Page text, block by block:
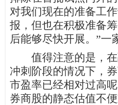
对我们现在的准备工
报，但也在积极准备
后能够尽快开展。”一
值得注意的是，在
冲刺阶段的情况下，
市盈率已经相对过高
券商股的静态估值不